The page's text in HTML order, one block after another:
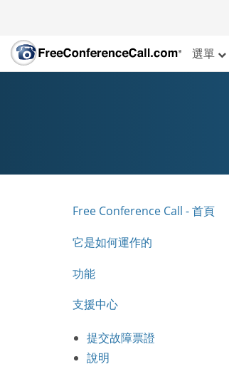
選單
Free Conference Call - 首頁
它是如何運作的
功能
支援中心
提交故障票證
說明